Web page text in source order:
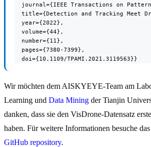
journal={IEEE Transactions on
title={Detection and Tracking Meet
  year={2022},
  volume={44},
  number={11},
  pages={7380-7399},
  doi={10.1109/TPAMI.2021.3119563}}
Wir möchten dem AISKYEYE-Team am
Learning und Data Mining der Tianjin
danken, dass sie den VisDrone-Datensatz
haben. Für weitere Informationen besuche das
GitHub repository.